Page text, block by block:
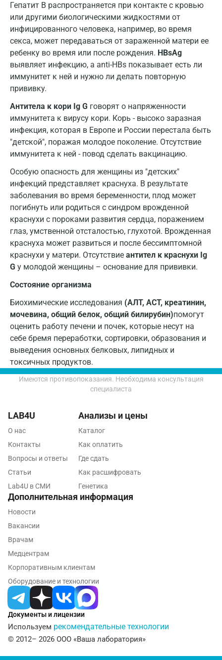
Гепатит В распространяется при контакте с кровью
или другими биологическими жидкостями от
инфицированного человека, например, во время
секса, может передаваться от зараженной матери ее
ребенку во время или после рождения. HBsAg
выявляет инфекцию, а anti-HBs показывает есть ли
иммунитет к ней и нужно ли делать повторную
прививку.
Антитела к кори Ig G говорят о напряженности
иммунитета к вирусу кори. Корь - высоко заразная
инфекция, которая в Европе и России перестала быть
"детской", поражая молодое поколение. Отсутствие
иммунитета к ней - повод сделать вакцинацию.
Особую опасность для женщины из "детских"
инфекций представляет краснуха. В результате
заболевания во время беременности, плод может
погибнуть или родиться с синдром врожденной
краснухи с пороками развития сердца, поражением
глаз, умственной отсталостью, глухотой. Врожденная
краснуха может развиться и после бессимптомной
краснухи у матери. Отсутствие антител к краснухи Ig
G у молодой женщины – основание для прививки.
Состояние организма
Биохимические исследования (АЛТ, АСТ, креатинин,
мочевина, общий белок, общий билирубин)помогут
оценить работу печени и почек, которые несут на
себе бремя переработки, сортировки, образования и
выведения основных белковых, липидных и
токсичных продуктов.
Пушкин
Пушкино
Пятигорск
Раменское
Реутов
Ростов-на-Дону
Рязань
Саратов
Сергиев Посад
Серпухов
Смоленск
Сочи
Сургут
Тамбов
Тверь
Тольятти
Томск
Туапсе
Фрязино
Химки
Хотьково
Чебоксары
Челябинск
Череповец
Чехов
Имеются противопоказания. Необходима консультация
специалиста
Документы и лицензии
Используем рекомендательные технологии
© 2012– 2026 ООО «Ваша лаборатория»
LAB4U
О нас
Контакты
Вопросы и ответы
Статьи
Lab4U в СМИ
Анализы и цены
Каталог
Как оплатить
Где сдать
Как расшифровать
Генетика
Дополнительная информация
Новости
Вакансии
Врачам
Медцентрам
Корпоративным клиентам
Оборудование и технологии